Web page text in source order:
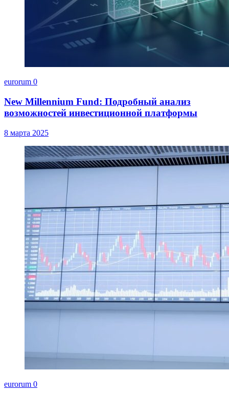
eurorum 0
New Millennium Fund: Подробный анализ
возможностей инвестиционной платформы
8 марта 2025
eurorum 0